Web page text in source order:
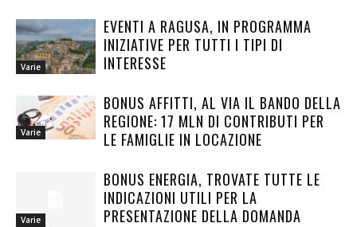
Varie
EVENTI A RAGUSA, IN PROGRAMMA
INIZIATIVE PER TUTTI I TIPI DI
INTERESSE
Varie
BONUS AFFITTI, AL VIA IL BANDO DELLA
REGIONE: 17 MLN DI CONTRIBUTI PER
LE FAMIGLIE IN LOCAZIONE
Varie
BONUS ENERGIA, TROVATE TUTTE LE
INDICAZIONI UTILI PER LA
PRESENTAZIONE DELLA DOMANDA